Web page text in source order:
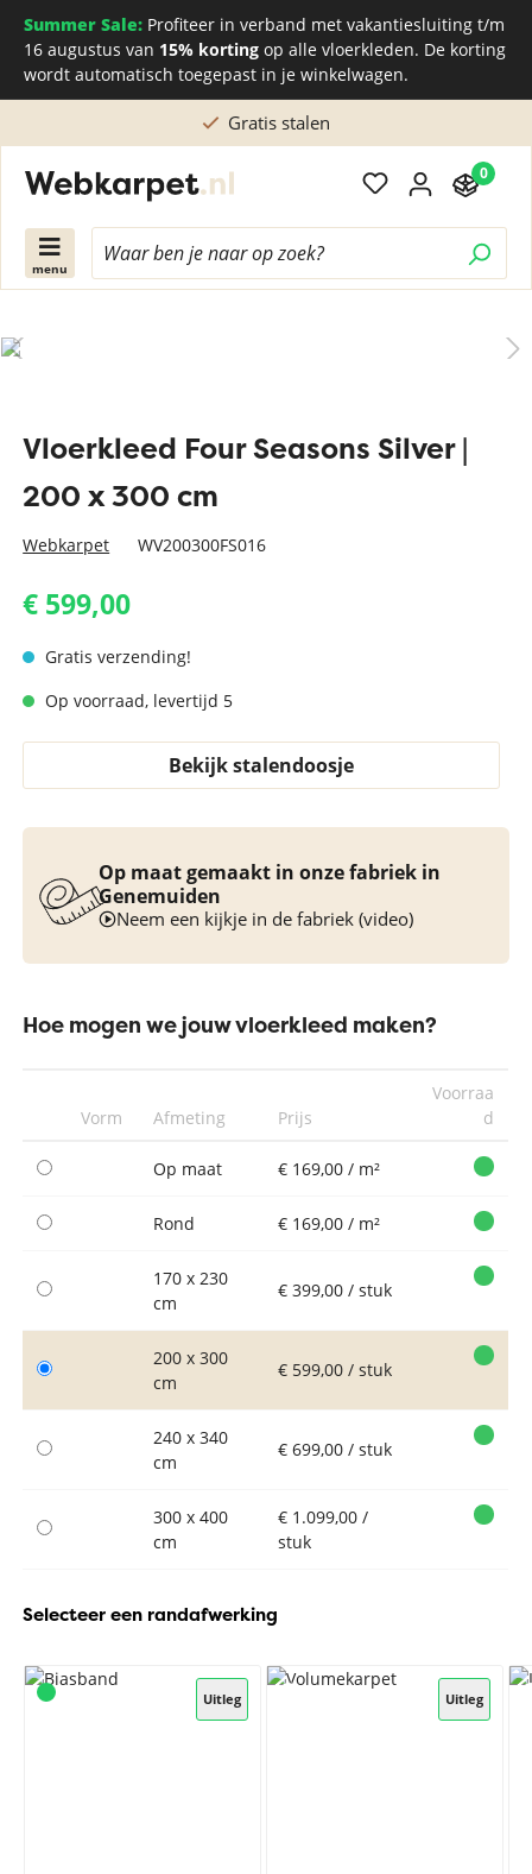
Summer Sale: Profiteer in verband met vakantiesluiting t/m
16 augustus van 15% korting op alle vloerkleden. De korting
wordt automatisch toegepast in je winkelwagen.
Gratis stalen
menu
0
Vloerkleed Four Seasons Silver |
200 x 300 cm
Webkarpet WV200300FS016
€ 599,00
Gratis verzending!
Op voorraad, levertijd 5
Bekijk stalendoosje
Op maat gemaakt in onze fabriek in
Genemuiden
Neem een kijkje in de fabriek (video)
Hoe mogen we jouw vloerkleed maken?
Vorm Afmeting Prijs
Voorraa
d
Op maat € 169,00 / m²
Rond € 169,00 / m²
170 x 230
cm
€ 399,00 / stuk
200 x 300
cm
€ 599,00 / stuk
240 x 340
cm
€ 699,00 / stuk
300 x 400
cm
€ 1.099,00 /
stuk
Selecteer een randafwerking
Uitleg Uitleg